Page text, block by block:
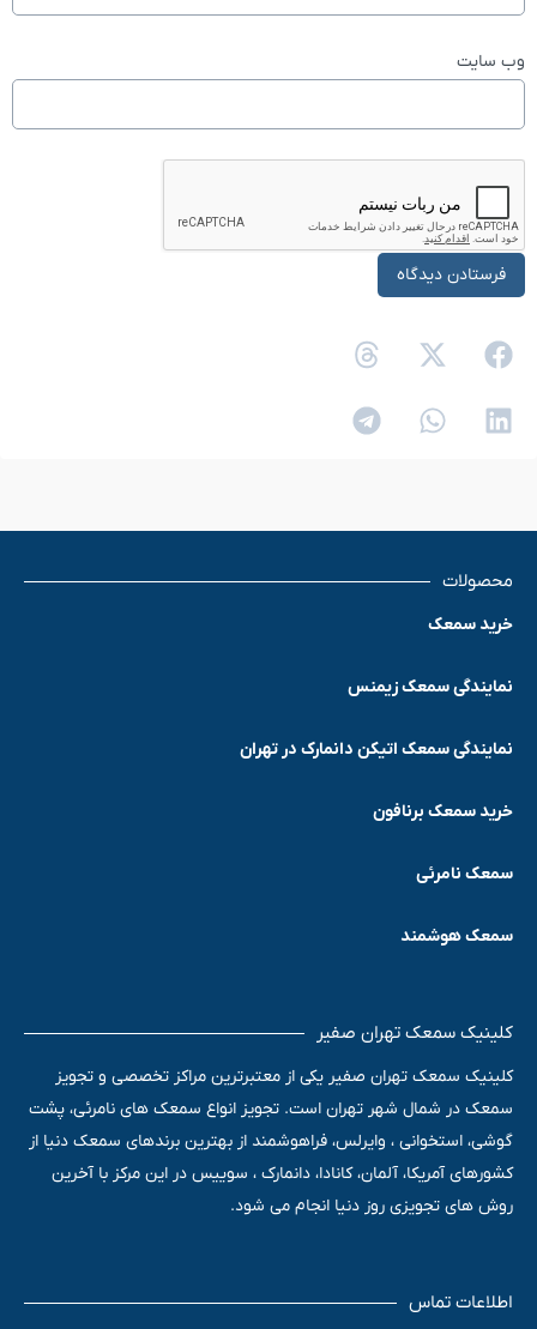
وب‌ سایت
محصولات
خرید سمعک
نمایندگی سمعک زیمنس
نمایندگی سمعک اتیکن دانمارک در تهران
خرید سمعک برنافون
سمعک نامرئی
سمعک هوشمند
کلینیک سمعک تهران صفیر
کلینیک سمعک تهران صفیر یکی از معتبرترین مراکز تخصصی و تجویز
سمعک در شمال شهر تهران است. تجویز انواع سمعک های نامرئی، پشت
گوشی، استخوانی ، وایرلس، فراهوشمند از بهترین برندهای سمعک دنیا از
کشورهای آمریکا، آلمان، کانادا، دانمارک ، سوییس در این مرکز با آخرین
روش های تجویزی روز دنیا انجام می شود.
اطلاعات تماس